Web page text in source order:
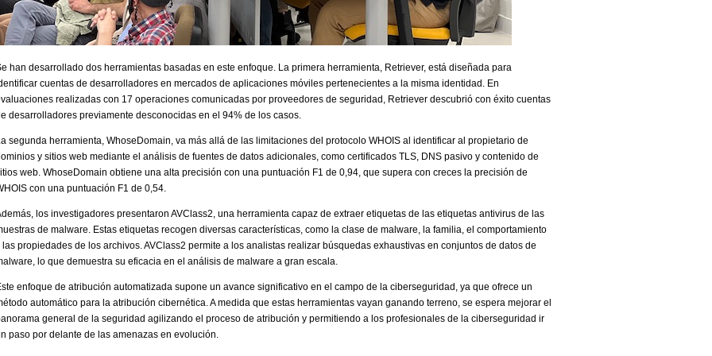
han desarrollado dos herramientas basadas en este enfoque. La primera herramienta, Retriever, está diseñada para
cuentas de desarrolladores en mercados de aplicaciones móviles pertenecientes a la misma identidad. En
realizadas con 17 operaciones comunicadas por proveedores de seguridad, Retriever descubrió con éxito cuentas
desarrolladores previamente desconocidas en el 94% de los casos.
segunda herramienta, WhoseDomain, va más allá de las limitaciones del protocolo WHOIS al identificar al propietario de
y sitios web mediante el análisis de fuentes de datos adicionales, como certificados TLS, DNS pasivo y contenido de
web. WhoseDomain obtiene una alta precisión con una puntuación F1 de 0,94, que supera con creces la precisión de
con una puntuación F1 de 0,54.
los investigadores presentaron AVClass2, una herramienta capaz de extraer etiquetas de las etiquetas antivirus de las
de malware. Estas etiquetas recogen diversas características, como la clase de malware, la familia, el comportamiento
las propiedades de los archivos. AVClass2 permite a los analistas realizar búsquedas exhaustivas en conjuntos de datos de
lo que demuestra su eficacia en el análisis de malware a gran escala.
enfoque de atribución automatizada supone un avance significativo en el campo de la ciberseguridad, ya que ofrece un
automático para la atribución cibernética. A medida que estas herramientas vayan ganando terreno, se espera mejorar el
general de la seguridad agilizando el proceso de atribución y permitiendo a los profesionales de la ciberseguridad ir
paso por delante de las amenazas en evolución.